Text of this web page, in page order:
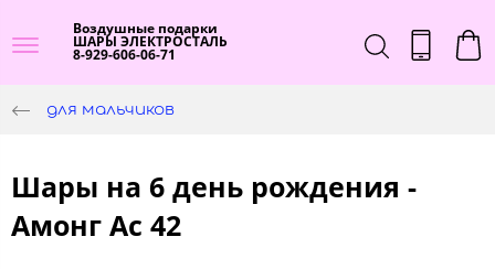
Воздушные подарки
ШАРЫ ЭЛЕКТРОСТАЛЬ
8-929-606-06-71
для мальчиков
Шары на 6 день рождения -
Амонг Ас 42